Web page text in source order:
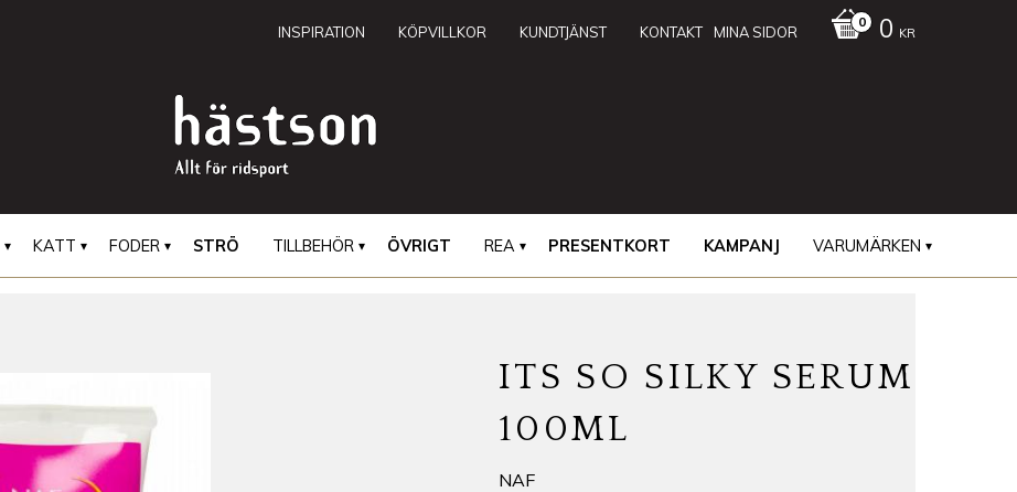
MINA SIDOR
KONTAKT
KUNDTJÄNST
KÖPVILLKOR
INSPIRATION 0 KR
KATT FODER STRÖ TILLBEHÖR ÖVRIGT REA PRESENTKORT KAMPANJ VARUMÄRKEN
ITS SO SILKY SERUM
100ML
NAF